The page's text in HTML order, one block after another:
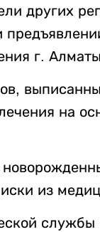
других
г.
на
из